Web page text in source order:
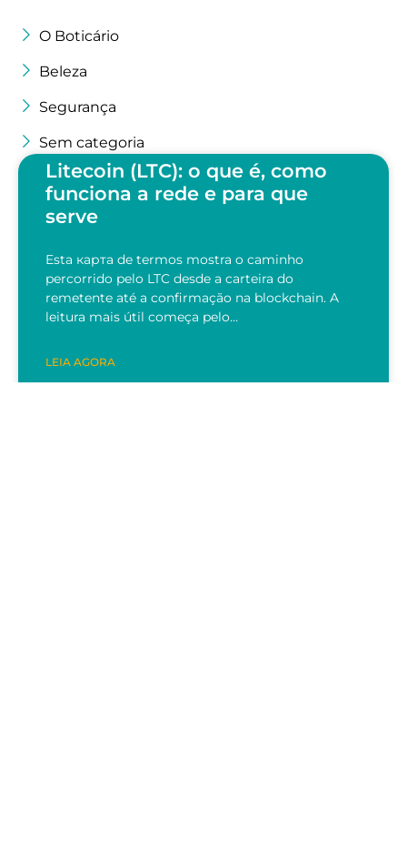
O Boticário
Beleza
Segurança
Sem categoria
Litecoin (LTC): o que é, como
funciona a rede e para que
serve
Esta карта de termos mostra o caminho
percorrido pelo LTC desde a carteira do
remetente até a confirmação na blockchain. A
leitura mais útil começa pelo…
LEIA AGORA